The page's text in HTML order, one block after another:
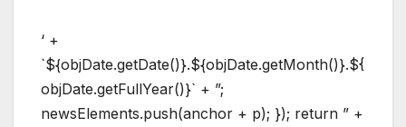
‘ +
`${objDate.getDate()}.${objDate.getMonth()}.${
objDate.getFullYear()}` + ”;
newsElements.push(anchor + p); }); return ” +